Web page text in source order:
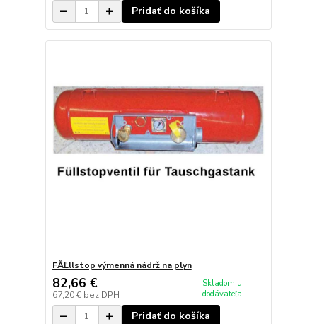
Pridať do košíka
FĂĽllstop výmenná nádrž na plyn
82,66 €
67,20 € bez DPH
Skladom u
dodávateľa
Pridať do košíka